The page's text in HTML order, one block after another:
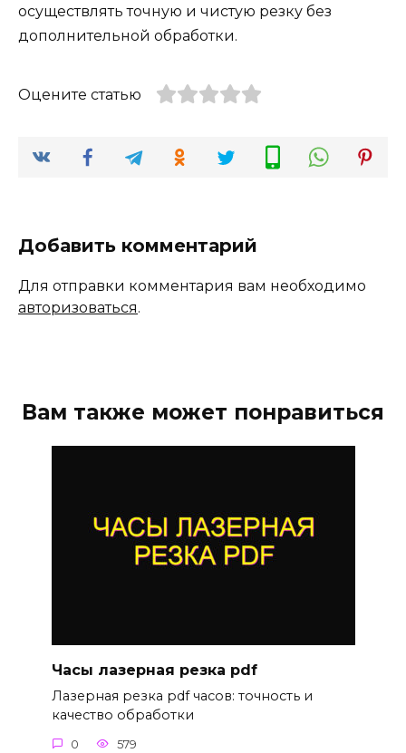
осуществлять точную и чистую резку без
дополнительной обработки.
Оцените статью
Добавить комментарий
Для отправки комментария вам необходимо
авторизоваться.
Вам также может понравиться
Часы лазерная резка pdf
Лазерная резка pdf часов: точность и
качество обработки
0 579